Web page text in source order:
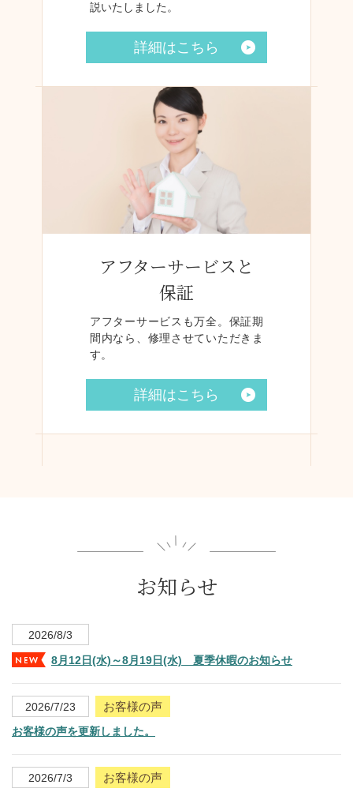
説いたしました。
詳細はこちら
アフターサービスと
保証
アフターサービスも万全。保証期
間内なら、修理させていただきま
す。
詳細はこちら
お知らせ
2026/8/3
8月12日(水)～8月19日(水) 夏季休暇のお知らせ
2026/7/23 お客様の声
お客様の声を更新しました。
2026/7/3 お客様の声